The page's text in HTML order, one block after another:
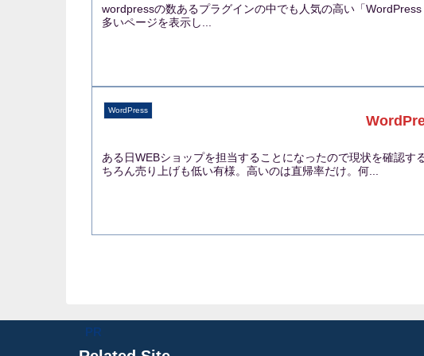
wordpressの数あるプラグインの中でも人気の高い「
多いページを表示し...
WordPress
ある日WEBショップを担当することになったので現状を確認
ちろん売り上げも低い有様。高いのは直帰率だけ。何...